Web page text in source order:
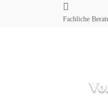

Fachliche